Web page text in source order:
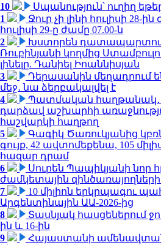
10
Սպանություն՝ ուղիղ
1
Ջուր չի լինի հուլիսի 28-
հուլիսի 29-ը ժամը 07.00-ն
2
Խստորեն դատապարտում
Ռուբինյանի կողմից
լինելը. Դանիել Իոաննիսյան
3
Դերասանին մեղադրում
մեջ․ նա ձերբակալվել է
4
Պատմական հաղթանակ․
դարձավ աշխարհի
հաշվարկի հաղթող
5
Գագիկ Ծառուկյանից
գույք, 42 ավտոմեքենա, 105
հազար դրամ
6
Սուրեն Պապիկյանի նոր
ժամկետային զինծառայողների
7
10 միլիոն երկրպագու
Արգենտինային ԱԱ-2026-ից
8
Տասնյակ հասցեներում
ին և 16-ին
9
Հայաստանի